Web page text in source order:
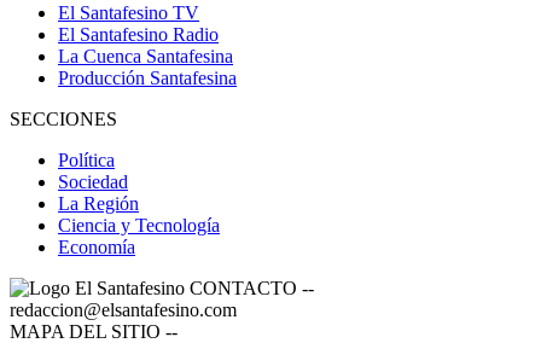
El Santafesino TV
El Santafesino Radio
La Cuenca Santafesina
Producción Santafesina
SECCIONES
Política
Sociedad
La Región
Ciencia y Tecnología
Economía
CONTACTO --
redaccion@elsantafesino.com
MAPA DEL SITIO --